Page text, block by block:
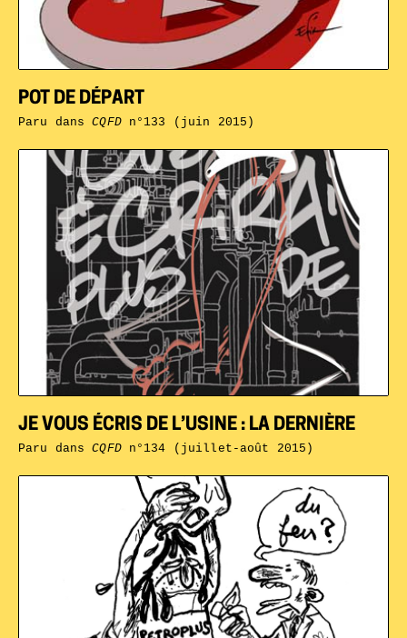
JE VOUS ÉCRIS DE L’USINE : LA DERNIÈRE
Paru dansCQFDn°134 (juillet-août 2015)
POT DE DÉPART
Paru dansCQFDn°133 (juin 2015)